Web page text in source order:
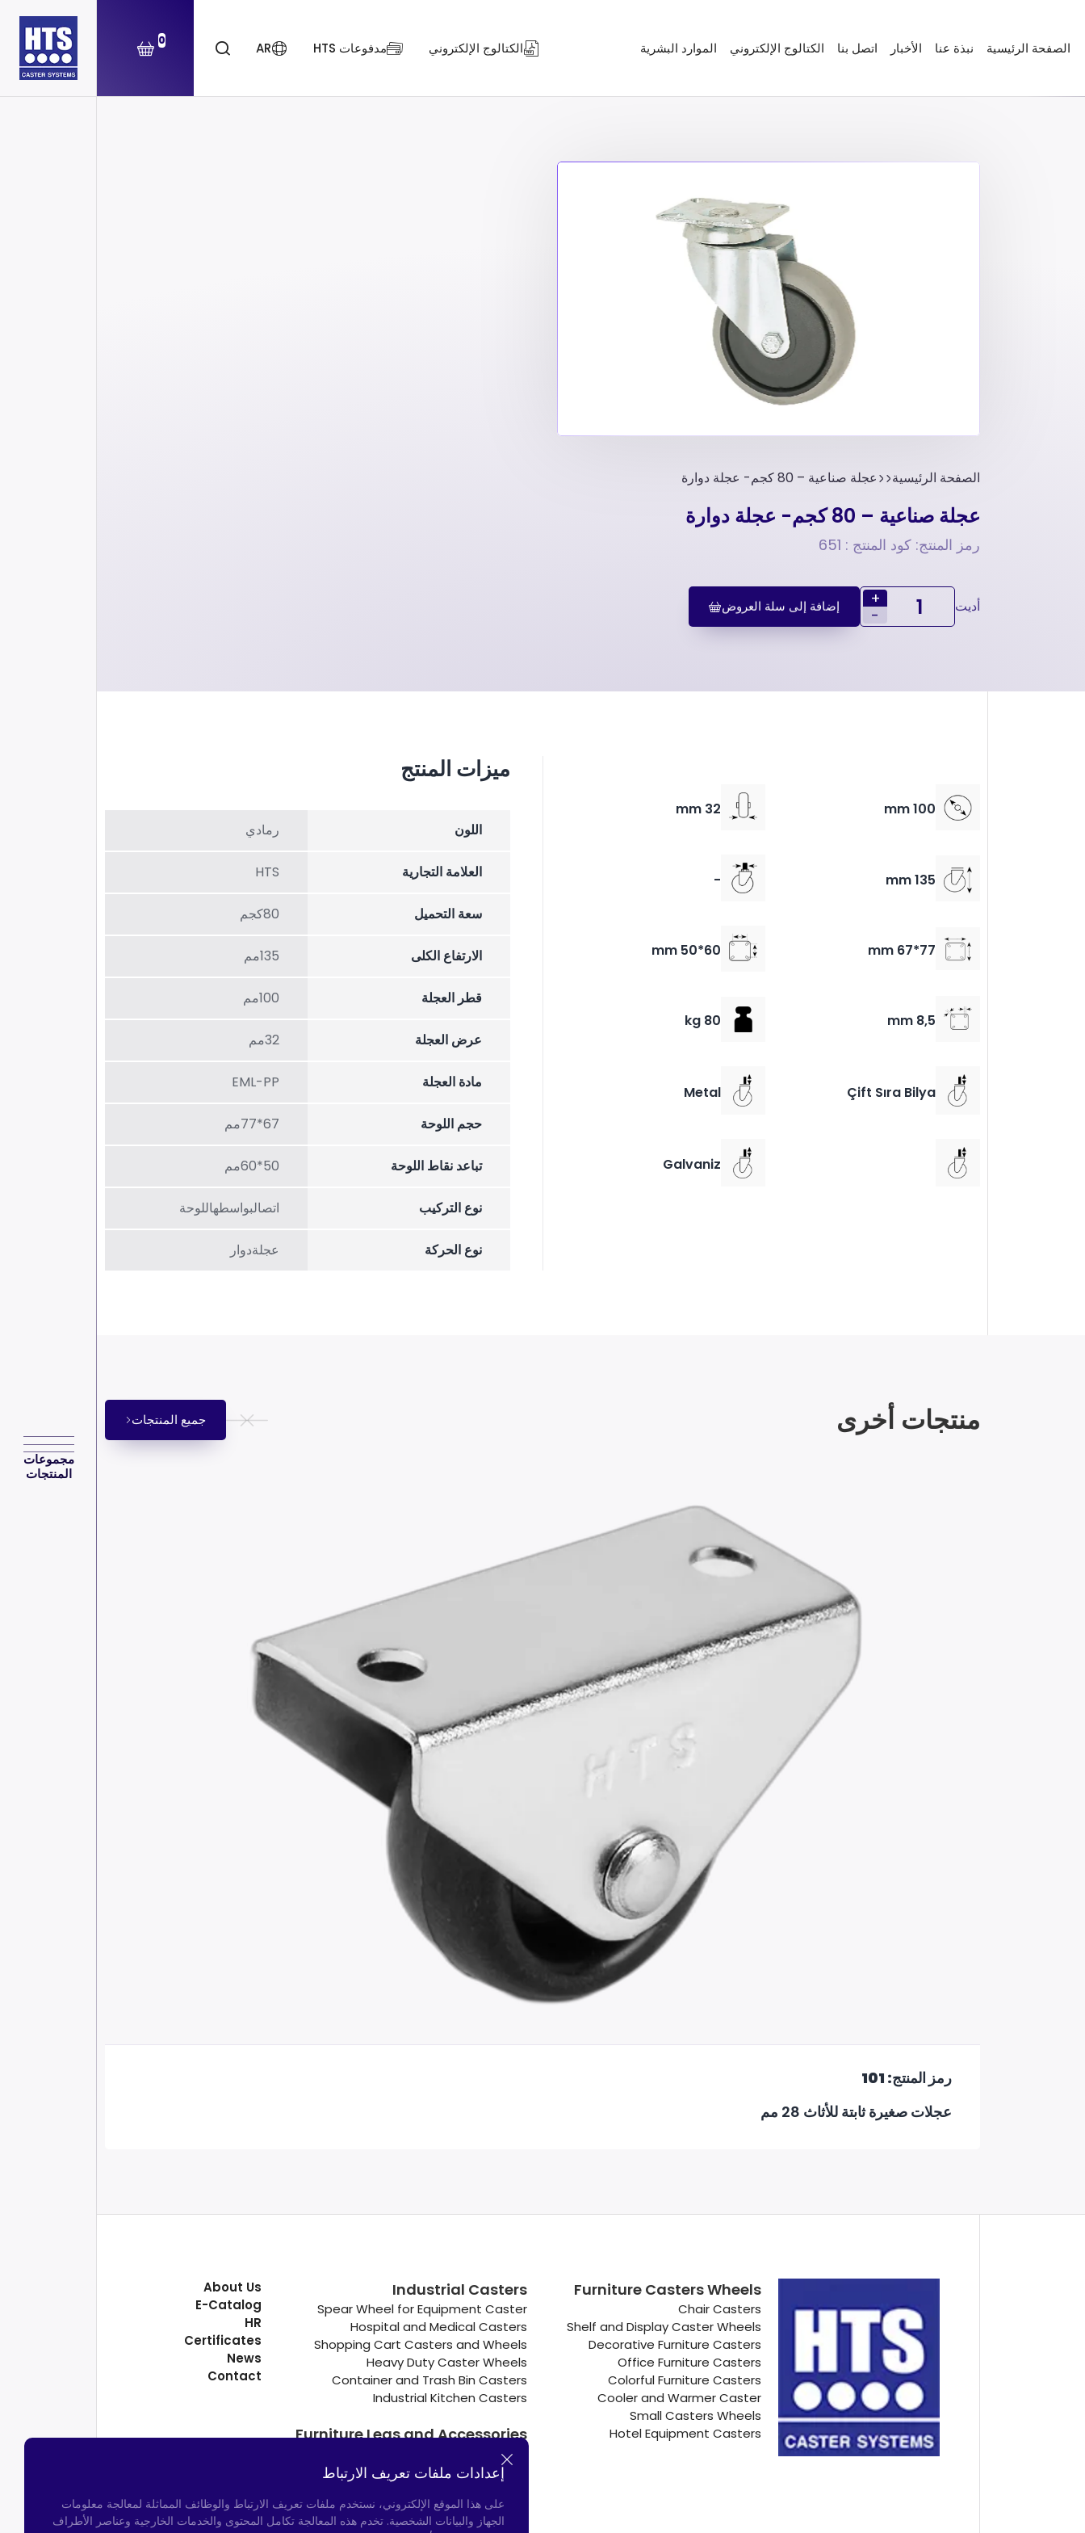
الصفحة الرئيسية نبذة عنا الأخبار اتصل بنا الكتالوج الإلكتروني الموارد البشرية الكتالوج الإلكتروني مدفوعات HTS AR
0
مجموعات
المنتجات
الصفحة الرئيسية عجلة صناعية – 80 کجم- عجلة دوارة
عجلة صناعية – 80 کجم- عجلة دوارة
رمز المنتج: كود المنتج : 651
أديت
+
-
إضافة إلى سلة العروض
100 mm
32 mm
135 mm
-
77*67 mm
60*50 mm
8,5 mm
80 kg
Çift Sıra Bilya
Metal
Galvaniz
ميزات المنتج
اللون رمادي
العلامة التجارية HTS
سعة التحميل 80كجم
الارتفاع الکلی 135مم
قطر العجلة 100مم
عرض العجلة 32مم
مادة العجلة EML-PP
حجم اللوحة 67*77مم
تباعد نقاط اللوحة 50*60مم
نوع التركيب اتصالبواسطهاللوحة
نوع الحركة عجلةدوار
منتجات أخرى جميع المنتجات
رمز المنتج: 101
عجلات صغيرة ثابتة للأثاث 28 مم
Furniture Casters Wheels
Chair Casters
Shelf and Display Caster Wheels
Decorative Furniture Casters
Office Furniture Casters
Colorful Furniture Casters
Cooler and Warmer Caster
Small Casters Wheels
Hotel Equipment Casters
Industrial Casters
Spear Wheel for Equipment Caster
Hospital and Medical Casters
Shopping Cart Casters and Wheels
Heavy Duty Caster Wheels
Container and Trash Bin Casters
Industrial Kitchen Casters
Furniture Legs and Accessories
Connectors
Door Bumpers
About Us
E-Catalog
HR
Certificates
News
Contact
إعدادات ملفات تعريف الارتباط
على هذا الموقع الإلكتروني، نستخدم ملفات تعريف الارتباط والوظائف المماثلة لمعالجة معلومات
الجهاز والبيانات الشخصية. تخدم هذه المعالجة تكامل المحتوى والخدمات الخارجية وعناصر الأطراف